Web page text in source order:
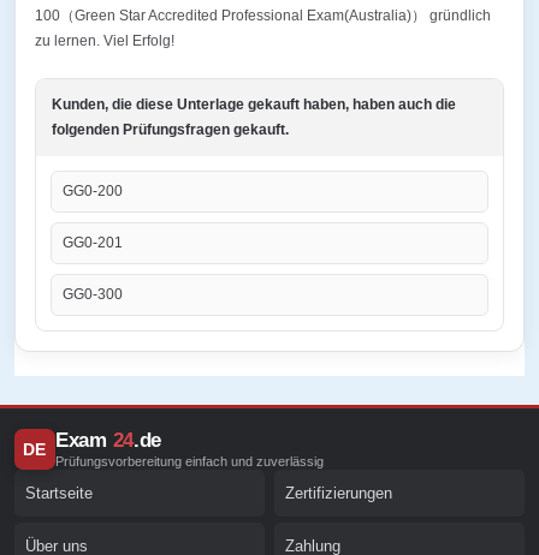
100（Green Star Accredited Professional Exam(Australia)） gründlich
zu lernen. Viel Erfolg!
Kunden, die diese Unterlage gekauft haben, haben auch die
folgenden Prüfungsfragen gekauft.
GG0-200
GG0-201
GG0-300
DE Exam 24.de
Prüfungsvorbereitung einfach und zuverlässig
Startseite Zertifizierungen
Über uns Zahlung